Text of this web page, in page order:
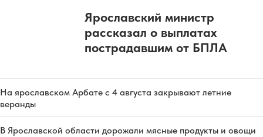
Ярославский министр
рассказал о выплатах
пострадавшим от БПЛА
На ярославском Арбате с 4 августа закрывают летние
веранды
В Ярославской области дорожали мясные продукты и овощи